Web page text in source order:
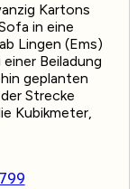
Kartons
in eine
Lingen (Ems)
Beiladung
geplanten
Strecke
Kubikmeter,